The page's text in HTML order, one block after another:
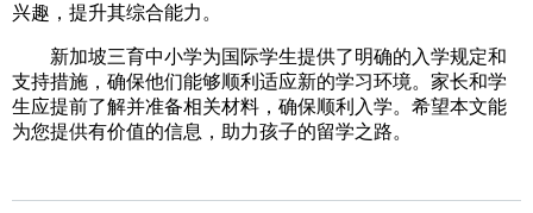
兴趣，提升其综合能力。
新加坡三育中小学为国际学生提供了明确的入学规定和
支持措施，确保他们能够顺利适应新的学习环境。家长和学
生应提前了解并准备相关材料，确保顺利入学。希望本文能
为您提供有价值的信息，助力孩子的留学之路。